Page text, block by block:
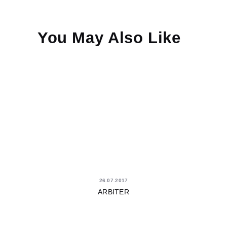
You May Also Like
26.07.2017
ARBITER